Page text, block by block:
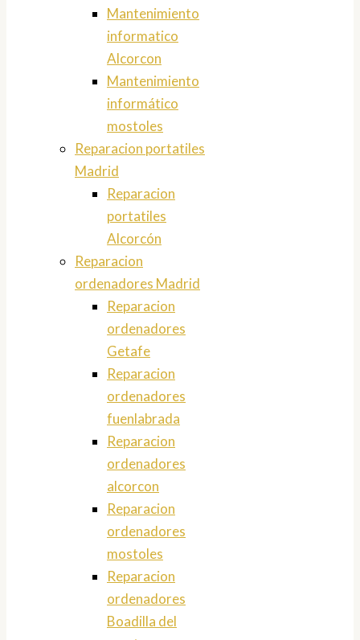
Mantenimiento
informatico
Alcorcon
Mantenimiento
informático
mostoles
Reparacion portatiles
Madrid
Reparacion
portatiles
Alcorcón
Reparacion
ordenadores Madrid
Reparacion
ordenadores
Getafe
Reparacion
ordenadores
fuenlabrada
Reparacion
ordenadores
alcorcon
Reparacion
ordenadores
mostoles
Reparacion
ordenadores
Boadilla del